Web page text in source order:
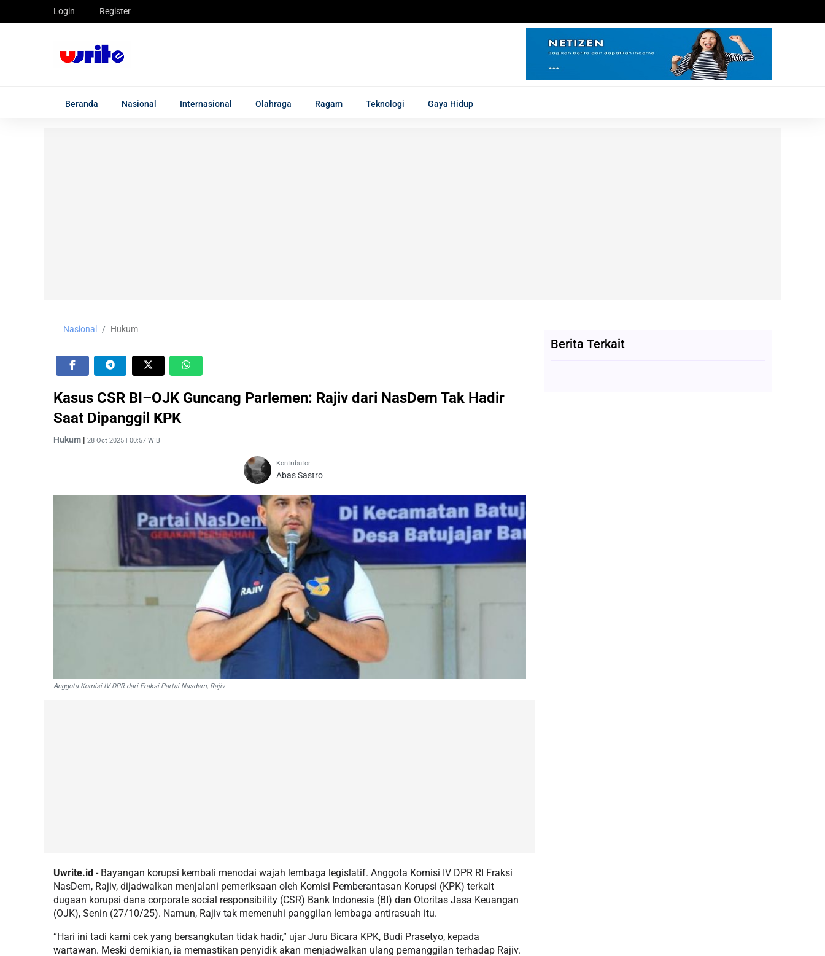
Login Register
Beranda Nasional Internasional Olahraga Ragam Teknologi Gaya Hidup
Nasional Hukum
Kasus CSR BI–OJK Guncang Parlemen: Rajiv dari NasDem Tak Hadir
Saat Dipanggil KPK
Hukum | 28 Oct 2025 | 00:57 WIB
Kontributor
Abas Sastro
Anggota Komisi IV DPR dari Fraksi Partai Nasdem, Rajiv.
Uwrite.id - Bayangan korupsi kembali menodai wajah lembaga legislatif. Anggota Komisi IV DPR RI Fraksi
NasDem, Rajiv, dijadwalkan menjalani pemeriksaan oleh Komisi Pemberantasan Korupsi (KPK) terkait
dugaan korupsi dana corporate social responsibility (CSR) Bank Indonesia (BI) dan Otoritas Jasa Keuangan
(OJK), Senin (27/10/25). Namun, Rajiv tak memenuhi panggilan lembaga antirasuah itu.
“Hari ini tadi kami cek yang bersangkutan tidak hadir,” ujar Juru Bicara KPK, Budi Prasetyo, kepada
wartawan. Meski demikian, ia memastikan penyidik akan menjadwalkan ulang pemanggilan terhadap Rajiv.
Berita Terkait